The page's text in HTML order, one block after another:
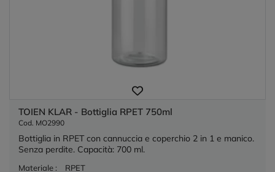
TOIEN KLAR - Bottiglia RPET 750ml
Cod. MO2990
Bottiglia in RPET con cannuccia e coperchio 2 in 1 e manico.
Senza perdite. Capacità: 700 ml.
Materiale :
RPET